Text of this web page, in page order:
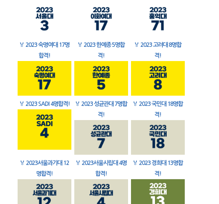
🏅 2023 숙명여대 17명
합격!
🏅 2023 한예종 5명합
격!
🏅 2023 고려대 8명합
격!
🏅 2023 SADI 4명합격! 🏅 2023 성균관대 7명합
격!
🏅 2023 국민대 18명합
격!
🏅 2023서울과기대 12
명합격!
🏅 2023서울시립대 4명
합격!
🏅 2023 경희대 13명합
격!